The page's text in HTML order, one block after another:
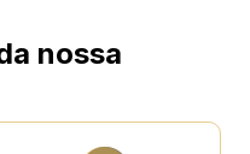
nossa